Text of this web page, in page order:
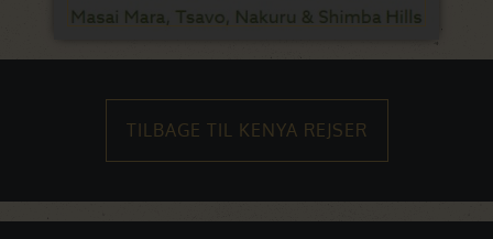
TILBAGE TIL KENYA REJSER